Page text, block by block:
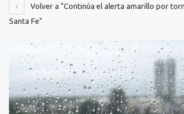
Volver a "Continúa el alerta amarillo por
Santa Fe"